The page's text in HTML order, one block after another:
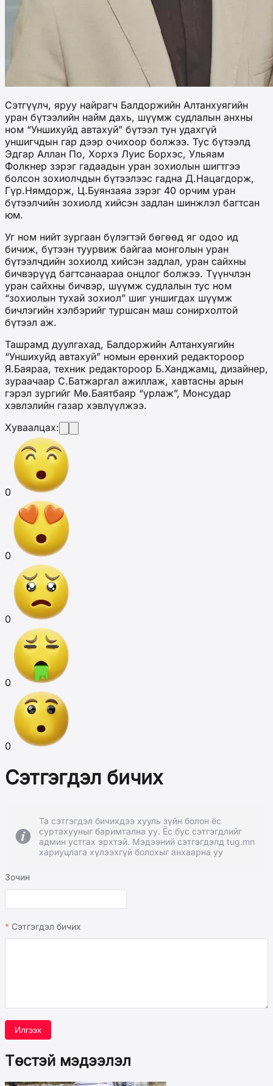
Сэтгүүлч, яруу найрагч Балдоржийн Алтанхуягийн
уран бүтээлийн найм дахь, шүүмж судлалын анхны
ном “Уншихуйд автахуй” бүтээл тун удахгүй
уншигчдын гар дээр очихоор болжээ. Тус бүтээлд
Эдгар Аллан По, Хорхэ Луис Борхэс, Ульяам
Фолкнер зэрэг гадаадын уран зохиолын шигтгээ
болсон зохиолчдын бүтээлээс гадна Д.Нацагдорж,
Гүр.Нямдорж, Ц.Буянзаяа зэрэг 40 орчим уран
бүтээлчийн зохиолд хийсэн задлан шинжлэл багтсан
юм.
Уг ном нийт зургаан бүлэгтэй бөгөөд яг одоо ид
бичиж, бүтээн туурвиж байгаа монголын уран
бүтээлчдийн зохиолд хийсэн задлал, уран сайхны
бичвэрүүд багтсанаараа онцлог болжээ. Түүнчлэн
уран сайхны бичвэр, шүүмж судлалын тус ном
“зохиолын тухай зохиол” шиг уншигдах шүүмж
бичлэгийн хэлбэрийг туршсан маш сонирхолтой
бүтээл аж.
Ташрамд дуулгахад, Балдоржийн Алтанхуягийн
“Уншихуйд автахуй” номын ерөнхий редактороор
Я.Баяраа, техник редактороор Б.Ханджамц, дизайнер,
зураачаар С.Батжаргал ажиллаж, хавтасны арын
гэрэл зургийг Мө.Баятбаяр “урлаж”, Монсудар
хэвлэлийн газар хэвлүүлжээ.
Хуваалцах:
0
0
0
0
0
Сэтгэгдэл бичих
Та сэтгэгдэл бичихдээ хууль зүйн болон ёс
суртахууныг баримтална уу. Ёс бус сэтгэгдлийг
админ устгах эрхтэй. Мэдээний сэтгэгдэлд tug.mn
хариуцлага хүлээхгүй болохыг анхаарна уу
Зочин
Сэтгэгдэл бичих
Илгээх
Төстэй мэдээлэл